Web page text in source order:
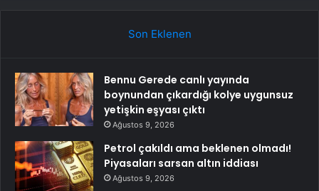
Son Eklenen
Bennu Gerede canlı yayında
boynundan çıkardığı kolye uygunsuz
yetişkin eşyası çıktı
Ağustos 9, 2026
Petrol çakıldı ama beklenen olmadı!
Piyasaları sarsan altın iddiası
Ağustos 9, 2026